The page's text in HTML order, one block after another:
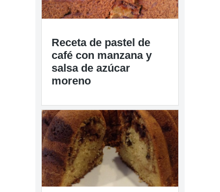
Receta de pastel de
café con manzana y
salsa de azúcar
moreno